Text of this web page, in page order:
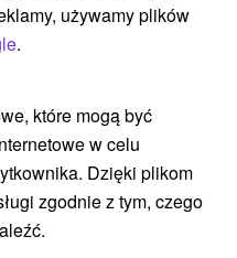
rabatem(29)
weekendowe
używamy plików
.
które mogą być
w celu
Dzięki plikom
zgodnie z tym, czego